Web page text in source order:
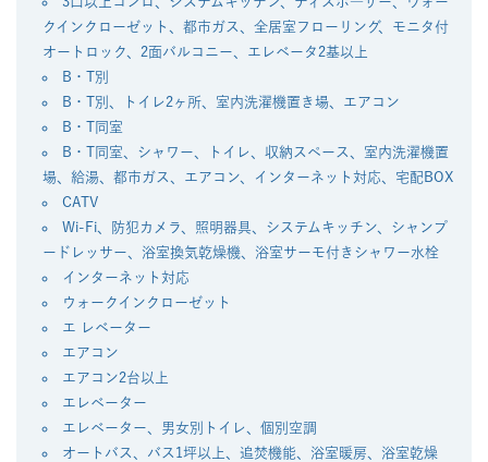
クインクローゼット、都市ガス、全居室フローリング、モニタ付
オートロック、2面バルコニー、エレベータ2基以上
B・T別
B・T別、トイレ2ヶ所、室内洗濯機置き場、エアコン
B・T同室
B・T同室、シャワー、トイレ、収納スペース、室内洗濯機置
場、給湯、都市ガス、エアコン、インターネット対応、宅配BOX
CATV
Wi-Fi、防犯カメラ、照明器具、システムキッチン、シャンプ
ードレッサー、浴室換気乾燥機、浴室サーモ付きシャワー水栓
インターネット対応
ウォークインクローゼット
エ レベーター
エアコン
エアコン2台以上
エレベーター
エレベーター、男女別トイレ、個別空調
オートバス、バス1坪以上、追焚機能、浴室暖房、浴室乾燥